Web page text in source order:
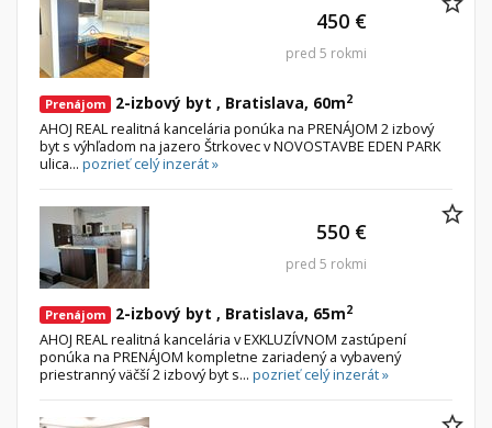
Prenájom 2-izbový byt , Bratislava, 60m2
AHOJ REAL realitná kancelária ponúka na PRENÁJOM 2 izbový
byt s výhľadom na jazero Štrkovec v NOVOSTAVBE EDEN PARK
ulica... pozrieť celý inzerát »
450 €
pred 5 rokmi
Prenájom 2-izbový byt , Bratislava, 65m2
AHOJ REAL realitná kancelária v EXKLUZÍVNOM zastúpení
ponúka na PRENÁJOM kompletne zariadený a vybavený
priestranný väčší 2 izbový byt s... pozrieť celý inzerát »
550 €
pred 5 rokmi